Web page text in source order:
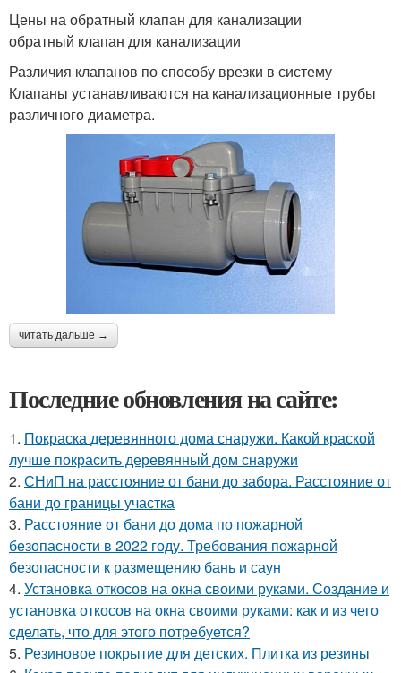
Цены на обратный клапан для канализации
обратный клапан для канализации
Различия клапанов по способу врезки в систему
Клапаны устанавливаются на канализационные трубы
различного диаметра.
читать дальше →
Последние обновления на сайте:
1. Покраска деревянного дома снаружи. Какой краской
лучше покрасить деревянный дом снаружи
2. СНиП на расстояние от бани до забора. Расстояние от
бани до границы участка
3. Расстояние от бани до дома по пожарной
безопасности в 2022 году. Требования пожарной
безопасности к размещению бань и саун
4. Установка откосов на окна своими руками. Создание и
установка откосов на окна своими руками: как и из чего
сделать, что для этого потребуется?
5. Резиновое покрытие для детских. Плитка из резины